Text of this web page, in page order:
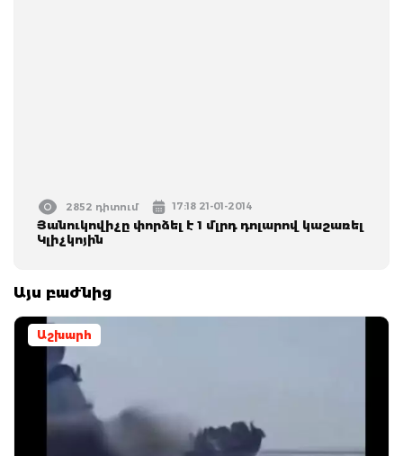
2852 դիտում 17:18 21-01-2014
Յանուկովիչը փորձել է 1 մլրդ դոլարով կաշառել
Կլիչկոյին
Այս բաժնից
Աշխարհ